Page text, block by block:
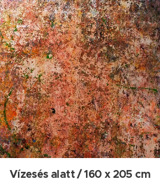
Vízesés alatt / 160 x 205 cm